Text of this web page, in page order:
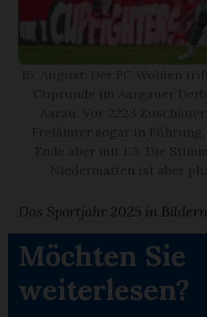
Das Sportjahr 2025 in Bildern
Möchten Sie
weiterlesen?